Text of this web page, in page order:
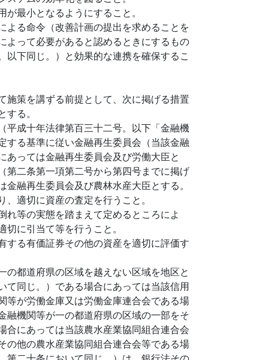
最小となるようにすること。
よる命令（改善計画の提出を求めることを
よって必要があると認めるときにするもの
下同じ。）と効果的な連携を確保するこ
施策を講ずる前提として、次に掲げる措置
る。
平成十年法律第百三十二号。以下「金融機
する基準に従い金融再生委員会（当該金融
っては金融再生委員会及び労働大臣と
第二条第一項第二号から第四号までに掲げ
融再生委員会及び農林水産大臣とする。
適切に資産の査定を行うこと。
等の実態を踏まえて定めるところによ
に引当て等を行うこと。
する有価証券その他の資産を適切に評価す
都道府県の区域を越えない区域を地区と
て同じ。）である場合にあっては当該信用
等が労働金庫又は労働金庫連合会である場
融機関等が一の都道府県の区域の一部をそ
合にあっては当該農水産業協同組合連合会
の他の農水産業協同組合連合会等である場